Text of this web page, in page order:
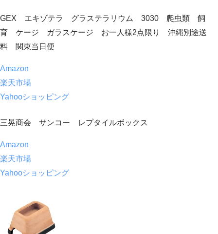
GEX エキゾテラ グラステラリウム 3030 爬虫類 飼
育 ケージ ガラスケージ お一人様2点限り 沖縄別途送
料 関東当日便
Amazon
楽天市場
Yahooショッピング
三晃商会 サンコー レプタイルボックス
Amazon
楽天市場
Yahooショッピング